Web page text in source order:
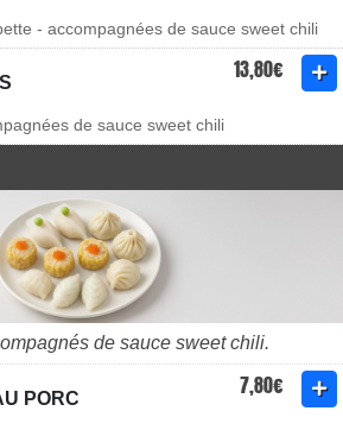
- accompagnées de sauce sweet chili
13,80€
de sauce sweet chili
de sauce sweet chili.
PORC 7,80€